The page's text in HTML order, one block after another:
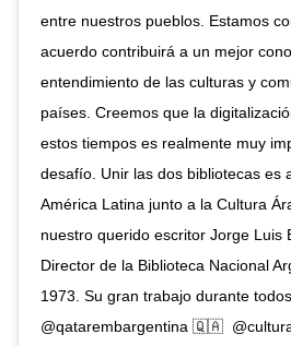
entre nuestros pueblos.⁣ Estamos
acuerdo contribuirá a un mejor
entendimiento de las culturas y
países. Creemos que la
estos tiempos es realmente muy
desafío. Unir las dos bibliotecas es
América Latina junto a la Cultura
nuestro querido escritor Jorge Luis
Director de la Biblioteca Nacional
1973. Su gran trabajo durante todos
@qatarembargentina 🇶🇦